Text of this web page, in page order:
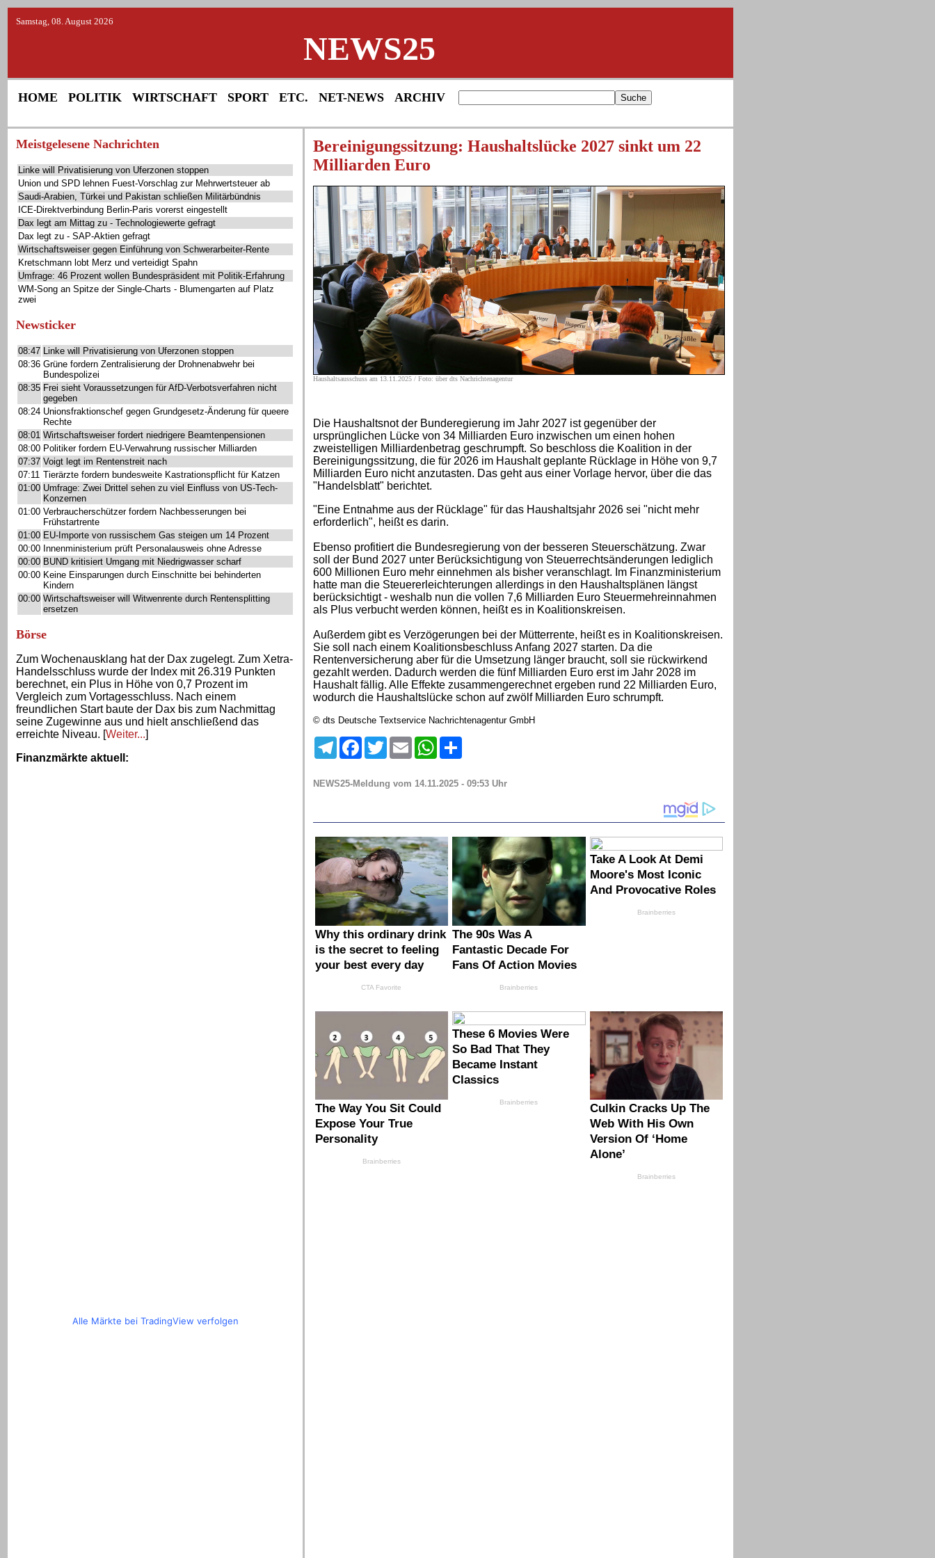
Samstag, 08. August 2026
NEWS25
HOME POLITIK WIRTSCHAFT SPORT ETC. NET-NEWS ARCHIV
Meistgelesene Nachrichten
Linke will Privatisierung von Uferzonen stoppen
Union und SPD lehnen Fuest-Vorschlag zur Mehrwertsteuer ab
Saudi-Arabien, Türkei und Pakistan schließen Militärbündnis
ICE-Direktverbindung Berlin-Paris vorerst eingestellt
Dax legt am Mittag zu - Technologiewerte gefragt
Dax legt zu - SAP-Aktien gefragt
Wirtschaftsweiser gegen Einführung von Schwerarbeiter-Rente
Kretschmann lobt Merz und verteidigt Spahn
Umfrage: 46 Prozent wollen Bundespräsident mit Politik-Erfahrung
WM-Song an Spitze der Single-Charts - Blumengarten auf Platz
zwei
Newsticker
08:47 Linke will Privatisierung von Uferzonen stoppen
08:36 Grüne fordern Zentralisierung der Drohnenabwehr bei
Bundespolizei
08:35 Frei sieht Voraussetzungen für AfD-Verbotsverfahren nicht
gegeben
08:24 Unionsfraktionschef gegen Grundgesetz-Änderung für queere
Rechte
08:01 Wirtschaftsweiser fordert niedrigere Beamtenpensionen
08:00 Politiker fordern EU-Verwahrung russischer Milliarden
07:37 Voigt legt im Rentenstreit nach
07:11 Tierärzte fordern bundesweite Kastrationspflicht für Katzen
01:00 Umfrage: Zwei Drittel sehen zu viel Einfluss von US-Tech-
Konzernen
01:00 Verbraucherschützer fordern Nachbesserungen bei
Frühstartrente
01:00 EU-Importe von russischem Gas steigen um 14 Prozent
00:00 Innenministerium prüft Personalausweis ohne Adresse
00:00 BUND kritisiert Umgang mit Niedrigwasser scharf
00:00 Keine Einsparungen durch Einschnitte bei behinderten
Kindern
00:00 Wirtschaftsweiser will Witwenrente durch Rentensplitting
ersetzen
Börse
Zum Wochenausklang hat der Dax zugelegt. Zum Xetra-
Handelsschluss wurde der Index mit 26.319 Punkten
berechnet, ein Plus in Höhe von 0,7 Prozent im
Vergleich zum Vortagesschluss. Nach einem
freundlichen Start baute der Dax bis zum Nachmittag
seine Zugewinne aus und hielt anschließend das
erreichte Niveau. [Weiter...]
Finanzmärkte aktuell :
Alle Märkte bei TradingView verfolgen
Bereinigungssitzung: Haushaltslücke 2027 sinkt um 22
Milliarden Euro
Haushaltsausschuss am 13.11.2025 / Foto: über dts Nachrichtenagentur
Die Haushaltsnot der Bunderegierung im Jahr 2027 ist gegenüber der
ursprünglichen Lücke von 34 Milliarden Euro inzwischen um einen hohen
zweistelligen Milliardenbetrag geschrumpft. So beschloss die Koalition in der
Bereinigungssitzung, die für 2026 im Haushalt geplante Rücklage in Höhe von 9,7
Milliarden Euro nicht anzutasten. Das geht aus einer Vorlage hervor, über die das
"Handelsblatt" berichtet.
"Eine Entnahme aus der Rücklage" für das Haushaltsjahr 2026 sei "nicht mehr
erforderlich", heißt es darin.
Ebenso profitiert die Bundesregierung von der besseren Steuerschätzung. Zwar
soll der Bund 2027 unter Berücksichtigung von Steuerrechtsänderungen lediglich
600 Millionen Euro mehr einnehmen als bisher veranschlagt. Im Finanzministerium
hatte man die Steuererleichterungen allerdings in den Haushaltsplänen längst
berücksichtigt - weshalb nun die vollen 7,6 Milliarden Euro Steuermehreinnahmen
als Plus verbucht werden können, heißt es in Koalitionskreisen.
Außerdem gibt es Verzögerungen bei der Mütterrente, heißt es in Koalitionskreisen.
Sie soll nach einem Koalitionsbeschluss Anfang 2027 starten. Da die
Rentenversicherung aber für die Umsetzung länger braucht, soll sie rückwirkend
gezahlt werden. Dadurch werden die fünf Milliarden Euro erst im Jahr 2028 im
Haushalt fällig. Alle Effekte zusammengerechnet ergeben rund 22 Milliarden Euro,
wodurch die Haushaltslücke schon auf zwölf Milliarden Euro schrumpft.
© dts Deutsche Textservice Nachrichtenagentur GmbH
TelegramFacebookTwitter Email WhatsApp
NEWS25-Meldung vom 14.11.2025 - 09:53 Uhr